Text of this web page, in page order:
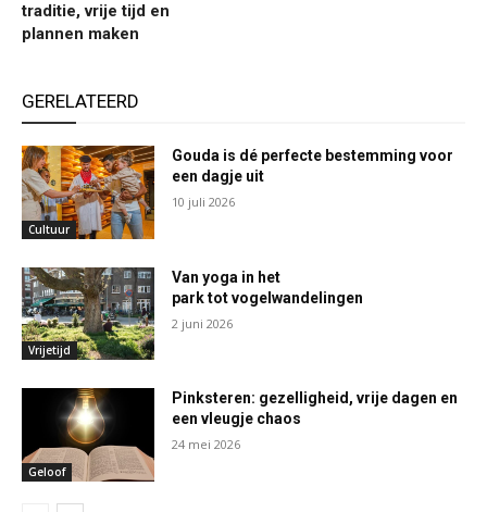
traditie, vrije tijd en
plannen maken
GERELATEERD
Cultuur
Gouda is dé perfecte bestemming voor
een dagje uit
10 juli 2026
Vrijetijd
Van yoga in het
park tot vogelwandelingen
2 juni 2026
Geloof
Pinksteren: gezelligheid, vrije dagen en
een vleugje chaos
24 mei 2026